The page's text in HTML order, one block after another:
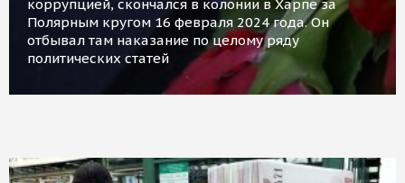
коррупцией, скончался в колонии в Харпе за
Полярным кругом 16 февраля 2024 года. Он
отбывал там наказание по целому ряду
политических статей